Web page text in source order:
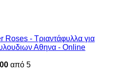
Roses - Τριαντάφυλλα για
Αθηνα - Online
από 5